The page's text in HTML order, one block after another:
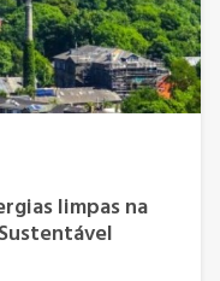
limpas na